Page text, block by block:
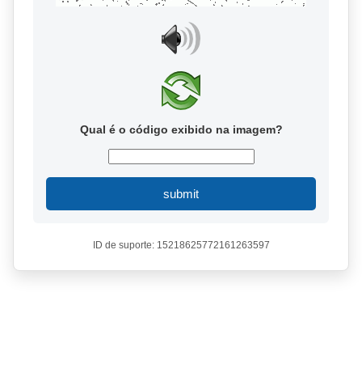
Qual é o código exibido na imagem?
submit
ID de suporte: 15218625772161263597